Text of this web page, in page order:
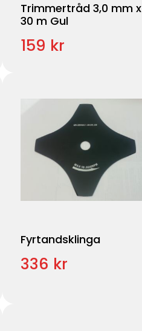
Trimmertråd 3,0 mm x
30 m Gul
159 kr
Fyrtandsklinga
336 kr